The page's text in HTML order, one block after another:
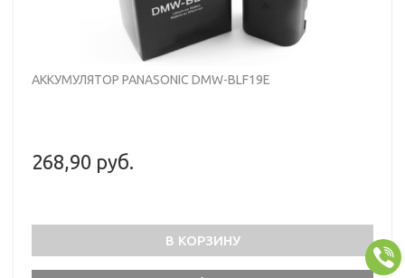
АККУМУЛЯТОР PANASONIC DMW-BLF19E
268,90 руб.
В КОРЗИНУ